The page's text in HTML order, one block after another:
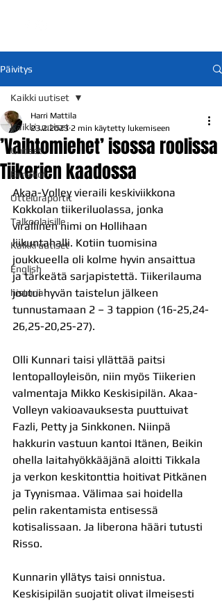
Päivitys
Kaikki uutiset
Uutiset
Ennakot
Otteluraportit
Talkoolaisille
Kaikki uutiset
English
historia
Kaikki uutiset
’Vaihtomiehet’ isossa roolissa
Tiikerien kaadossa
Harri Mattila
23.2.2023 2 min käytetty lukemiseen
Akaa-Volley vieraili keskiviikkona
Kokkolan tiikeriluolassa, jonka
virallinen nimi on Hollihaan
liikuntahalli. Kotiin tuomisina
joukkueella oli kolme hyvin ansaittua
ja tärkeätä sarjapistettä. Tiikerilauma
joutui hyvän taistelun jälkeen
tunnustamaan 2 – 3 tappion (16-25,24-
26,25-20,25-27).
Olli Kunnari taisi yllättää paitsi
lentopalloyleisön, niin myös Tiikerien
valmentaja Mikko Keskisipilän. Akaa-
Volleyn vakioavauksesta puuttuivat
Fazli, Petty ja Sinkkonen. Niinpä
hakkurin vastuun kantoi Itänen, Beikin
ohella laitahyökkääjänä aloitti Tikkala
ja verkon keskitonttia hoitivat Pitkänen
ja Tyynismaa. Välimaa sai hoidella
pelin rakentamista entisessä
kotisalissaan. Ja liberona hääri tutusti
Risso.
Kunnarin yllätys taisi onnistua.
Keskisipilän suojatit olivat ilmeisesti